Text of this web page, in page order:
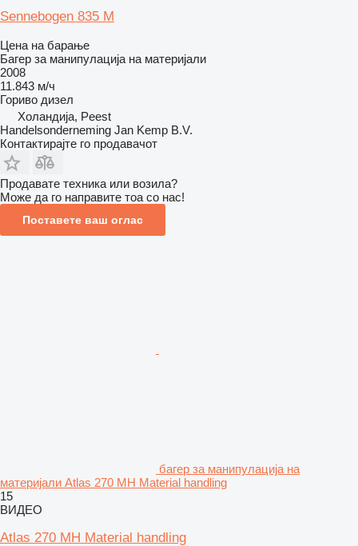
Sennebogen 835 M
Цена на барање
Багер за манипулација на материјали
2008
11.843 м/ч
Гориво дизел
Холандија, Peest
Handelsonderneming Jan Kemp B.V.
Контактирајте го продавачот
Продавате техника или возила?
Може да го направите тоа со нас!
Поставете ваш оглас
багер за манипулација на
материјали Atlas 270 MH Material handling
15
ВИДЕО
Atlas 270 MH Material handling